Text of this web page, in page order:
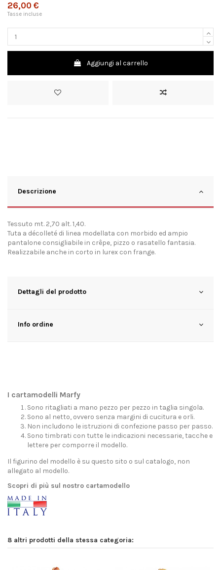
26,00 €
Tasse incluse
Aggiungi al carrello
Descrizione
Tessuto mt. 2,70 alt. 1,40.
Tuta a décolleté di linea modellata con morbido ed ampio
pantalone consigliabile in crêpe, pizzo o rasatello fantasia.
Realizzabile anche in corto in lurex con frange.
Dettagli del prodotto
Info ordine
I cartamodelli Marfy
Sono ritagliati a mano pezzo per pezzo in taglia singola.
Sono al netto, ovvero senza margini di cucitura e orli.
Non includono le istruzioni di confezione passo per passo.
Sono timbrati con tutte le indicazioni necessarie, tacche e
lettere per comporre il modello.
Il figurino del modello è su questo sito o sul catalogo, non
allegato al modello.
Scopri di più sul nostro cartamodello
8 altri prodotti della stessa categoria: